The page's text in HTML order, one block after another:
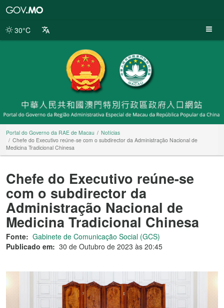
da
30°C
Portal do Governo da RAE de Macau
Notícias
Chefe do Executivo reúne-se com o subdirector da Administração Nacional de
Medicina Tradicional Chinesa
Chefe do Executivo reúne-se
com o subdirector da
Administração Nacional de
Medicina Tradicional Chinesa
Fonte: Gabinete de Comunicação Social (GCS)
Publicado em: 30 de Outubro de 2023 às 20:45